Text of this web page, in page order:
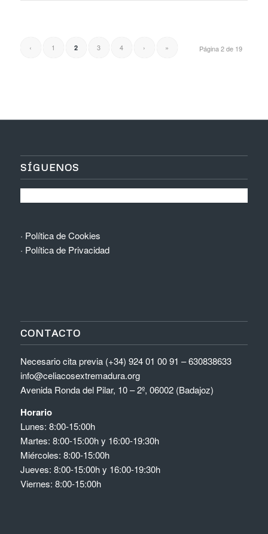
Página 2 de 19
‹ 1 2 3 4 › »
SÍGUENOS
· Política de Cookies
· Política de Privacidad
CONTACTO
Necesario cita previa (+34) 924 01 00 91 – 630838633
info@celiacosextremadura.org
Avenida Ronda del Pilar, 10 – 2º, 06002 (Badajoz)
Horario
Lunes: 8:00-15:00h
Martes: 8:00-15:00h y 16:00-19:30h
Miércoles: 8:00-15:00h
Jueves: 8:00-15:00h y 16:00-19:30h
Viernes: 8:00-15:00h